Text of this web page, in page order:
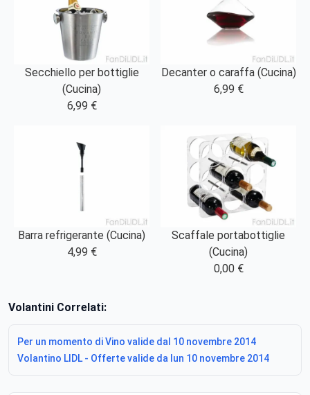
Secchiello per bottiglie
(Cucina)
6,99 €
Decanter o caraffa (Cucina)
6,99 €
Barra refrigerante (Cucina)
4,99 €
Scaffale portabottiglie
(Cucina)
0,00 €
Volantini Correlati:
Per un momento di Vino valide dal 10 novembre 2014
Volantino LIDL - Offerte valide da lun 10 novembre 2014